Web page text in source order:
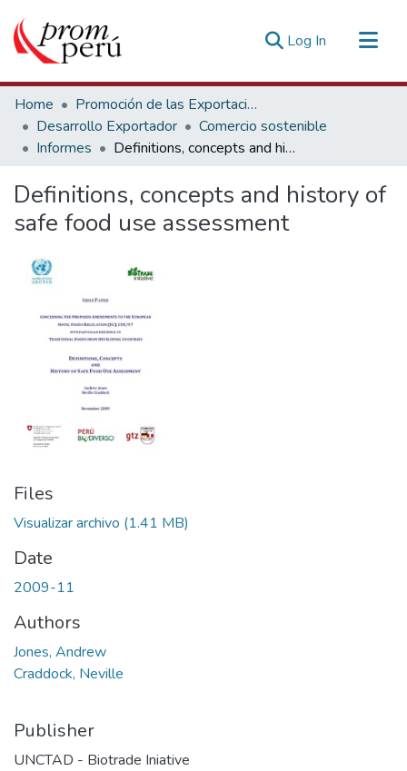
Log In (current)
Communities & Collections
All of DSpace
Statistics
Home
Promoción de las Exportaciones
Desarrollo Exportador
Comercio sostenible
Informes
Definitions, concepts and history of safe food use assessment
Definitions, concepts and history of
safe food use assessment
Files
Visualizar archivo (1.41 MB)
Date
2009-11
Authors
Jones, Andrew
Craddock, Neville
Publisher
UNCTAD - Biotrade Iniative